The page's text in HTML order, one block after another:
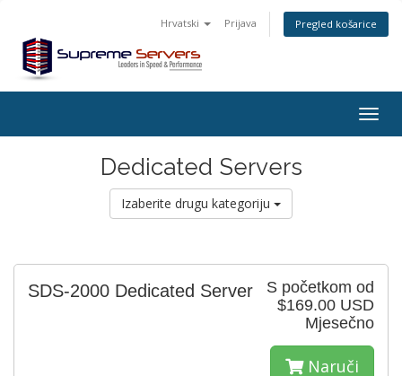
Hrvatski Prijava Pregled košarice
Dedicated Servers
Izaberite drugu kategoriju
S početkom od
$169.00 USD
Mjesečno
SDS-2000 Dedicated Server
Naruči